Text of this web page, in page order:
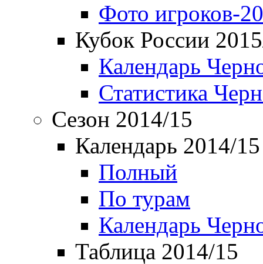
Фото игроков-
Кубок России
Календарь
Статистика
Сезон 2014/15
Календарь 2014/15
Полный
По турам
Календарь
Таблица 2014/15